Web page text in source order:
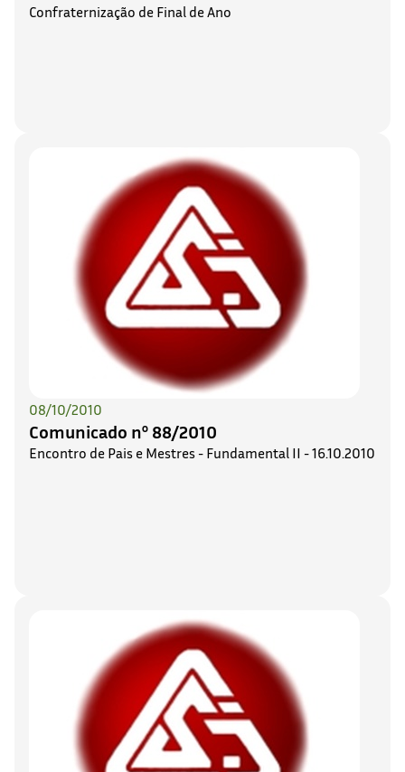
Confraternização de Final de Ano
08/10/2010
Comunicado nº 88/2010
Encontro de Pais e Mestres - Fundamental II - 16.10.2010